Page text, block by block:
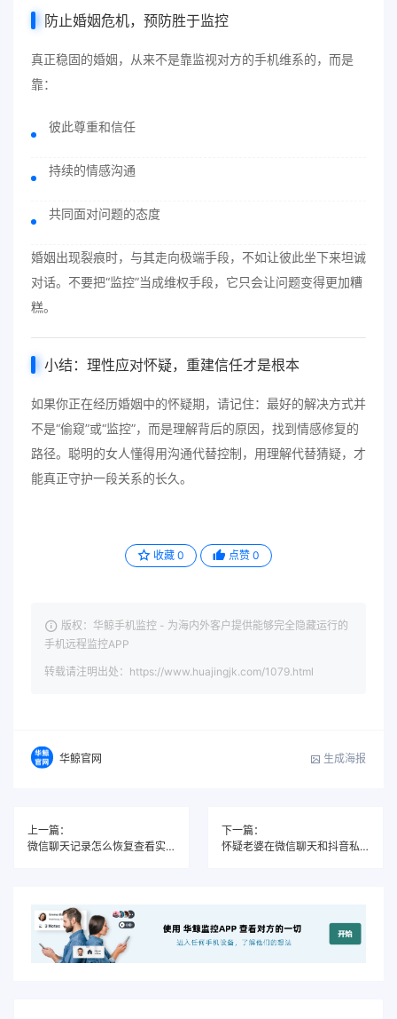
防止婚姻危机，预防胜于监控
真正稳固的婚姻，从来不是靠监视对方的手机维系的，而是
靠：
彼此尊重和信任
持续的情感沟通
共同面对问题的态度
婚姻出现裂痕时，与其走向极端手段，不如让彼此坐下来坦诚
对话。不要把“监控”当成维权手段，它只会让问题变得更加糟
糕。
小结：理性应对怀疑，重建信任才是根本
如果你正在经历婚姻中的怀疑期，请记住：最好的解决方式并
不是“偷窥”或“监控”，而是理解背后的原因，找到情感修复的
路径。聪明的女人懂得用沟通代替控制，用理解代替猜疑，才
能真正守护一段关系的长久。
收藏 0 点赞 0
版权：华鲸手机监控 - 为海内外客户提供能够完全隐藏运行的
手机远程监控APP
转载请注明出处：https://www.huajingjk.com/1079.html
华鲸官网 生成海报
上一篇：
微信聊天记录怎么恢复查看实用指南：2025年方法详解
下一篇：
怀疑老婆在微信聊天和抖音私信出轨？聪明男人这样做